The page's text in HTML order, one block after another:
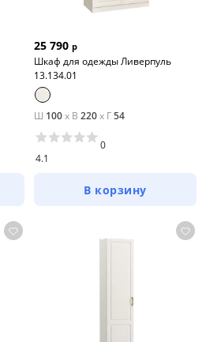
25 790 р
Шкаф для одежды Ливерпуль
13.134.01
Ш 100x В 220x Г54
4.1
0
В корзину